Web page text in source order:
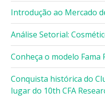
Introdução ao Mercado
Análise Setorial:
Conheça o modelo Fama
Conquista histórica do
lugar do 10th CFA